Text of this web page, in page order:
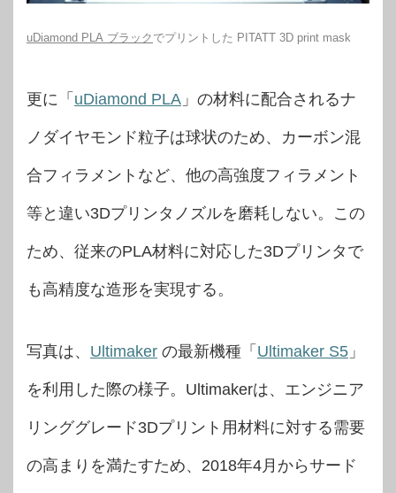
uDiamond PLA ブラック でプリントした PITATT 3D print mask
更に「 uDiamond PLA 」の材料に配合されるナ
ノダイヤモンド粒子は球状のため、カーボン混
合フィラメントなど、他の高強度フィラメント
等と違い3Dプリンタノズルを磨耗しない。この
ため、従来のPLA材料に対応した3Dプリンタで
も高精度な造形を実現する。
写真は、 Ultimaker の最新機種「 Ultimaker S5 」
を利用した際の様子。Ultimakerは、エンジニア
リンググレード3Dプリント用材料に対する需要
の高まりを満たすため、2018年4月からサード